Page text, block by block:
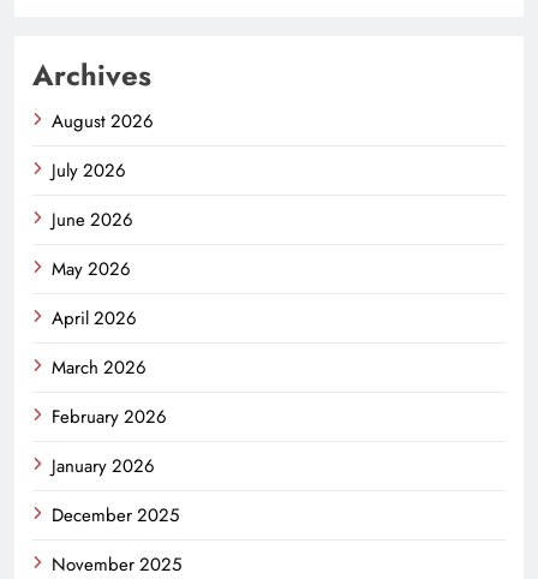
Archives
August 2026
July 2026
June 2026
May 2026
April 2026
March 2026
February 2026
January 2026
December 2025
November 2025